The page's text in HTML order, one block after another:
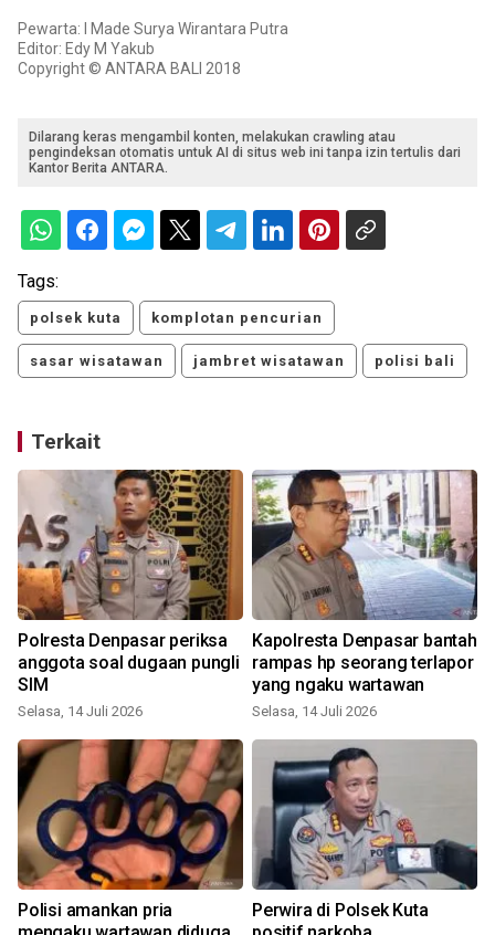
Pewarta: I Made Surya Wirantara Putra
Editor: Edy M Yakub
Copyright © ANTARA BALI 2018
Dilarang keras mengambil konten, melakukan crawling atau
pengindeksan otomatis untuk AI di situs web ini tanpa izin tertulis dari
Kantor Berita ANTARA.
Tags:
polsek kuta komplotan pencurian
sasar wisatawan jambret wisatawan polisi bali
Terkait
Polresta Denpasar periksa
anggota soal dugaan pungli
SIM
Selasa, 14 Juli 2026
Kapolresta Denpasar bantah
rampas hp seorang terlapor
yang ngaku wartawan
Selasa, 14 Juli 2026
Polisi amankan pria
Perwira di Polsek Kuta